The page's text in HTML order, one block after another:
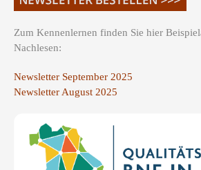
Zum Kennenlernen finden Sie hier
Nachlesen:
Newsletter September 2025
Newsletter August 2025